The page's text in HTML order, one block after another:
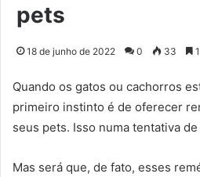
pets
18 de junho de 2022 0 33
Quando os gatos ou cachorros
primeiro instinto é de oferecer
seus pets. Isso numa tentativa
Mas será que, de fato, esses